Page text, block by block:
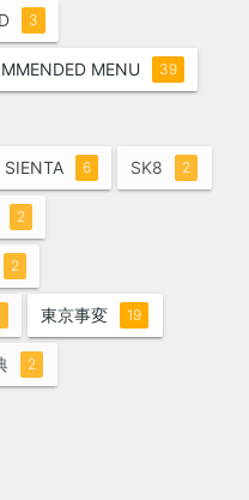
3
MENU 39
SIENTA 6 SK8 2
2
2
東京事変 19
2